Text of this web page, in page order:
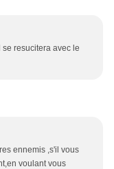
resucitera avec le
ennemis ,s'il vous
voulant vous